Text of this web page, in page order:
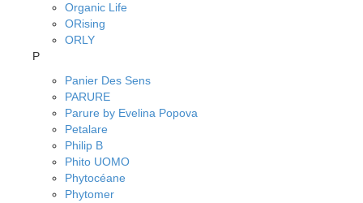
Organic Life
ORising
ORLY
P
Panier Des Sens
PARURE
Parure by Evelina Popova
Petalare
Philip B
Phito UOMO
Phytocéane
Phytomer